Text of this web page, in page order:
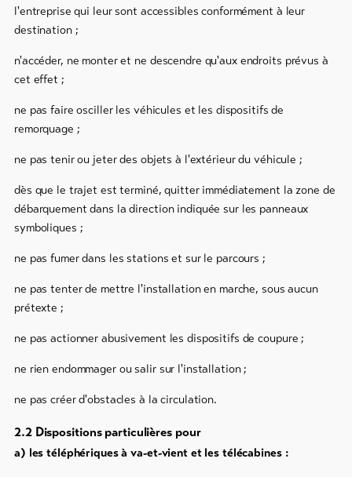
l'entreprise qui leur sont accessibles conformément à leur
destination ;
n'accéder, ne monter et ne descendre qu'aux endroits prévus à
cet effet ;
ne pas faire osciller les véhicules et les dispositifs de
remorquage ;
ne pas tenir ou jeter des objets à l'extérieur du véhicule ;
dès que le trajet est terminé, quitter immédiatement la zone de
débarquement dans la direction indiquée sur les panneaux
symboliques ;
ne pas fumer dans les stations et sur le parcours ;
ne pas tenter de mettre l'installation en marche, sous aucun
prétexte ;
ne pas actionner abusivement les dispositifs de coupure ;
ne rien endommager ou salir sur l'installation ;
ne pas créer d'obstacles à la circulation.
2.2 Dispositions particulières pour
a) les téléphériques à va-et-vient et les télécabines :